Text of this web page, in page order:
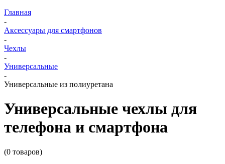
Главная
-
Аксессуары для смартфонов
-
Чехлы
-
Универсальные
-
Универсальные из полиуретана
Универсальные чехлы для
телефона и смартфона
(0 товаров)